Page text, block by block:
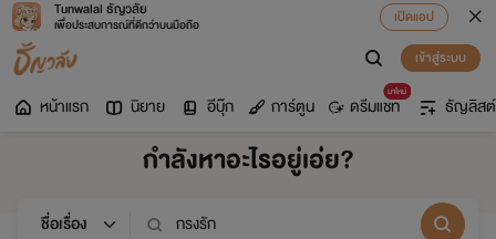
Tunwalai ธัญวลัย
เพื่อประสบการณ์ที่ดีกว่าบนมือถือ
เปิดแอป
เข้าสู่ระบบ
หน้าแรก นิยาย อีบุ๊ก การ์ตูน
มาใหม่
ดรีมแชท ธัญลิสต์
กำลังหาอะไรอยู่เอ่ย?